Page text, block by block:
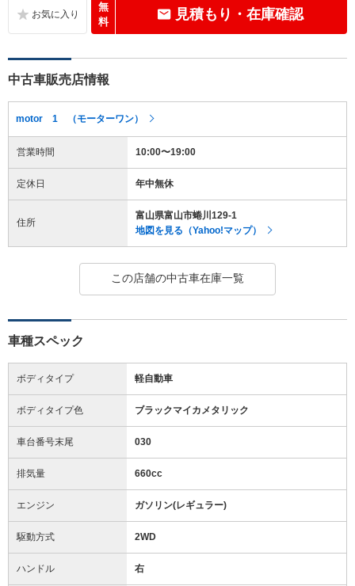
無
料
見積もり・在庫確認
中古車販売店情報
motor 1 （モーターワン）
営業時間 10:00〜19:00
定休日 年中無休
住所
富山県富山市蜷川129-1
地図を見る（Yahoo!マップ）
この店舗の中古車在庫一覧
車種スペック
ボディタイプ 軽自動車
ボディタイプ色 ブラックマイカメタリック
車台番号末尾 030
排気量 660cc
エンジン ガソリン(レギュラー)
駆動方式 2WD
ハンドル 右